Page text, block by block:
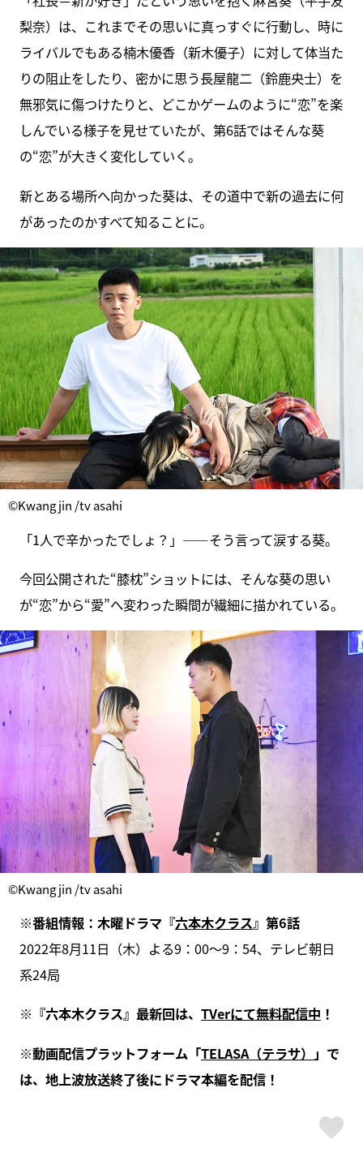
梨奈）は、これまでその思いに真っすぐに行動し、時に
ライバルでもある楠木優香（新木優子）に対して体当た
りの阻止をしたり、密かに思う長屋龍二（鈴鹿央士）を
無邪気に傷つけたりと、どこかゲームのように“恋”を楽
しんでいる様子を見せていたが、第6話ではそんな葵
の“恋”が大きく変化していく。
新とある場所へ向かった葵は、その道中で新の過去に何
があったのかすべて知ることに。
©Kwang jin /tv asahi
「1人で辛かったでしょ？」――そう言って涙する葵。
今回公開された“膝枕”ショットには、そんな葵の思い
が“恋”から“愛”へ変わった瞬間が繊細に描かれている。
©Kwang jin /tv asahi
※番組情報：木曜ドラマ『六本木クラス』第6話
2022年8月11日（木）よる9：00〜9：54、テレビ朝日
系24局
※『六本木クラス』最新回は、 TVerにて無料配信中 ！
※動画配信プラットフォーム「TELASA（テラサ） 」で
は、地上波放送終了後にドラマ本編を配信！